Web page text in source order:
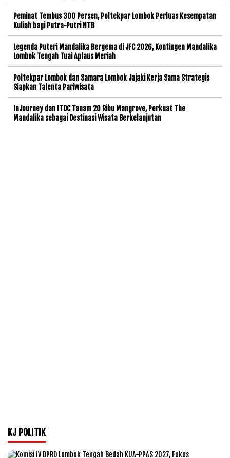
Peminat Tembus 300 Persen, Poltekpar Lombok Perluas Kesempatan
Kuliah bagi Putra-Putri NTB
Legenda Puteri Mandalika Bergema di JFC 2026, Kontingen Mandalika
Lombok Tengah Tuai Aplaus Meriah
Poltekpar Lombok dan Samara Lombok Jajaki Kerja Sama Strategis
Siapkan Talenta Pariwisata
InJourney dan ITDC Tanam 20 Ribu Mangrove, Perkuat The
Mandalika sebagai Destinasi Wisata Berkelanjutan
KJ POLITIK